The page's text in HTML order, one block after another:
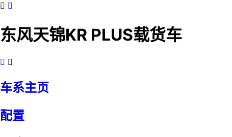
 
东风天锦KR PLUS载货车
 
车系主页
配置